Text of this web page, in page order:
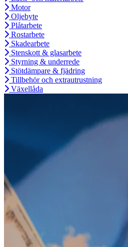
Motor
Oljebyte
Plåtarbete
Rostarbete
Skadearbete
Stenskott & glasarbete
Styrning & underrede
Stötdämpare & fjädring
Tillbehör och extrautrustning
Växellåda